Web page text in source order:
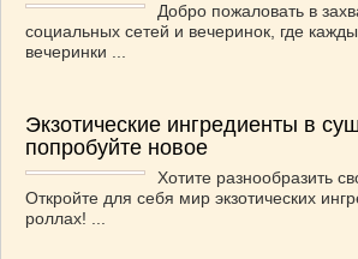
Добро пожаловать в
социальных сетей и вечеринок, где
вечеринки ...
Экзотические ингредиенты в
попробуйте новое
Хотите разнообразить
Откройте для себя мир экзотических
роллах! ...